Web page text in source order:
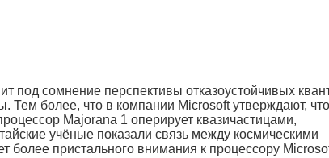
под сомнение перспективы отказоустойчивых
более, что в компании Microsoft утверждают,
Majorana 1 оперирует квазичастицами,
учёные показали связь между космическими
более пристального внимания к процессору